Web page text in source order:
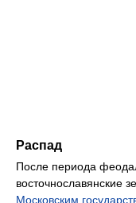
Распад
После периода
восточнославянские
Московским